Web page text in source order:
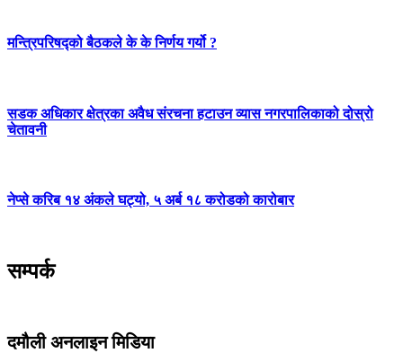
मन्त्रिपरिषद्को बैठकले के के निर्णय गर्यो ?
सडक अधिकार क्षेत्रका अवैध संरचना हटाउन व्यास नगरपालिकाको दोस्रो
चेतावनी
नेप्से करिब १४ अंकले घट्यो, ५ अर्ब १८ करोडको कारोबार
सम्पर्क
दमौली अनलाइन मिडिया